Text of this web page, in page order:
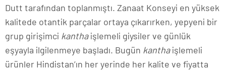
Dutt tarafından toplanmıştı. Zanaat Konseyi en yüksek
kalitede otantik parçalar ortaya çıkarırken, yepyeni bir
grup girişimci kanthaişlemeli giysiler ve günlük
eşyayla ilgilenmeye başladı. Bugün kanthaişlemeli
ürünler Hindistan’ın her yerinde her kalite ve fiyatta